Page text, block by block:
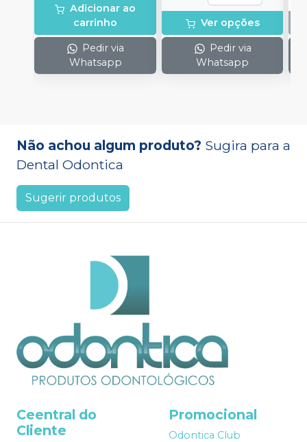
Adicionar ao
carrinho
Pedir via
Whatsapp
Ver opções
Pedir via
Whatsapp
Não achou algum produto? Sugira para a
Dental Odontica
Sugerir produtos
Ceentral do
Cliente
Promocional
Odontica Club